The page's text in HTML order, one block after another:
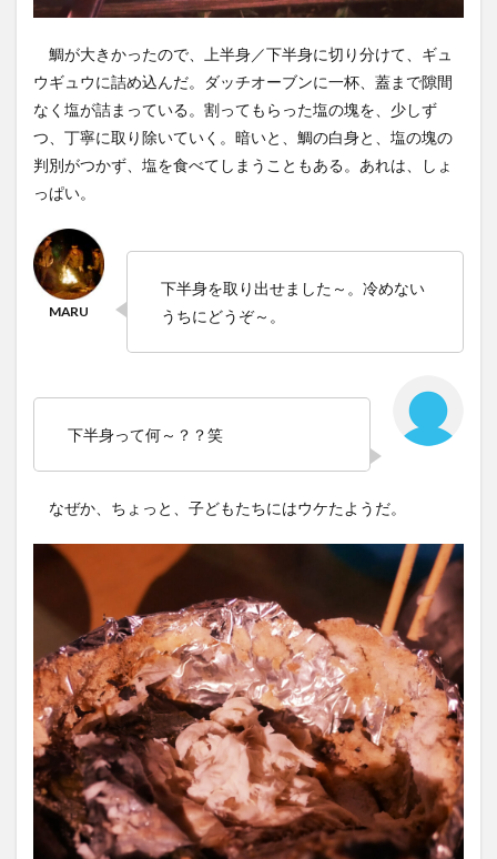
鯛が大きかったので、上半身／下半身に切り分けて、ギュ
ウギュウに詰め込んだ。ダッチオーブンに一杯、蓋まで隙間
なく塩が詰まっている。割ってもらった塩の塊を、少しず
つ、丁寧に取り除いていく。暗いと、鯛の白身と、塩の塊の
判別がつかず、塩を食べてしまうこともある。あれは、しょ
っぱい。
下半身を取り出せました～。冷めない
うちにどうぞ～。
下半身って何～？？笑
なぜか、ちょっと、子どもたちにはウケたようだ。